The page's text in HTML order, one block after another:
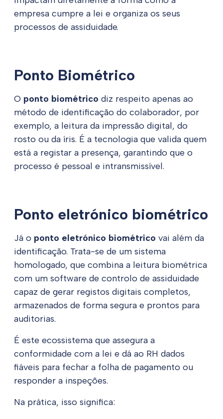
empresa cumpre a lei e organiza os seus
processos de assiduidade.
Ponto Biométrico
O ponto biométrico diz respeito apenas ao
método de identificação do colaborador, por
exemplo, a leitura da impressão digital, do
rosto ou da íris. É a tecnologia que valida quem
está a registar a presença, garantindo que o
processo é pessoal e intransmissível.
Ponto eletrónico biométrico
Já o ponto eletrónico biométrico vai além da
identificação. Trata-se de um sistema
homologado, que combina a leitura biométrica
com um software de controlo de assiduidade
capaz de gerar registos digitais completos,
armazenados de forma segura e prontos para
auditorias.
É este ecossistema que assegura a
conformidade com a lei e dá ao RH dados
fiáveis para fechar a folha de pagamento ou
responder a inspeções.
Na prática, isso significa: